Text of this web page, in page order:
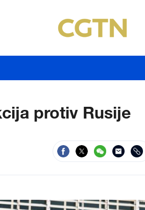
protiv Rusije